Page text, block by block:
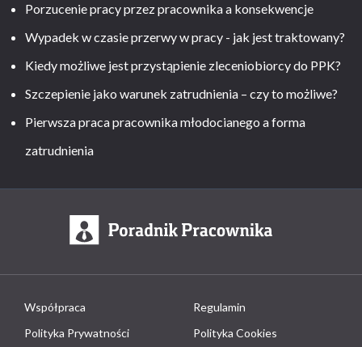
Porzucenie pracy przez pracownika a konsekwencje
Wypadek w czasie przerwy w pracy - jak jest traktowany?
Kiedy możliwe jest przystąpienie zleceniobiorcy do PPK?
Szczepienie jako warunek zatrudnienia – czy to możliwe?
Pierwsza praca pracownika młodocianego a forma
zatrudnienia
Współpraca
Regulamin
Polityka Prywatności
Polityka Cookies